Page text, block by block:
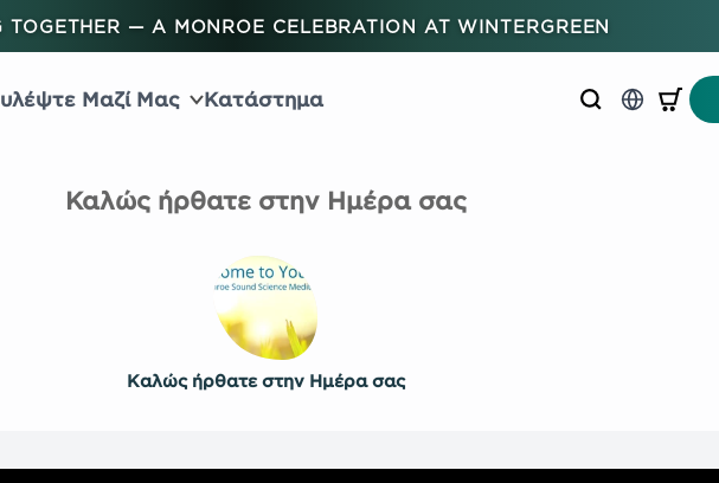
TOGETHER — A MONROE CELEBRATION AT WINTERGREEN
Μαζί Μας Κατάστημα
Καλώς ήρθατε στην Ημέρα σας
Καλώς ήρθατε στην Ημέρα σας